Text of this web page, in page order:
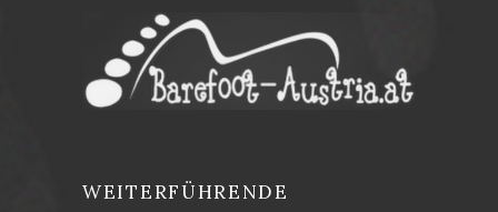
WEITERFÜHRENDE